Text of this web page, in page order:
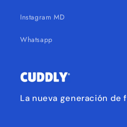
Instagram MD
Whatsapp
La nueva generación de